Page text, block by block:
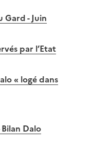
- Juin
par l’Etat
« logé dans
Dalo